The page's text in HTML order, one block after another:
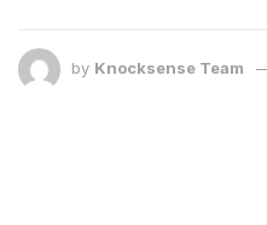
by Knocksense Team